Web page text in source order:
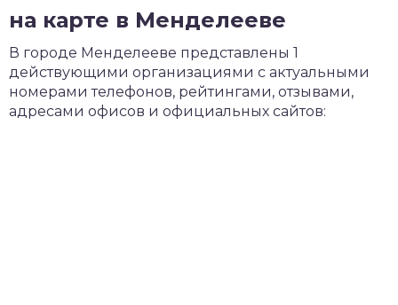
на карте в Менделееве
В городе Менделееве представлены 1
действующими организациями с актуальными
номерами телефонов, рейтингами, отзывами,
адресами офисов и официальных сайтов: